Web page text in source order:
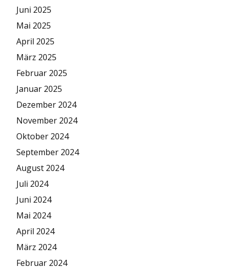
Juni 2025
Mai 2025
April 2025
März 2025
Februar 2025
Januar 2025
Dezember 2024
November 2024
Oktober 2024
September 2024
August 2024
Juli 2024
Juni 2024
Mai 2024
April 2024
März 2024
Februar 2024